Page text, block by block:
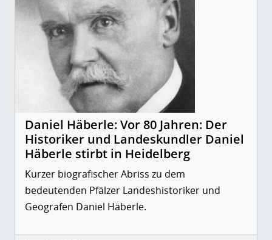
Daniel Häberle: Vor 80 Jahren: Der
Historiker und Landeskundler Daniel
Häberle stirbt in Heidelberg
Kurzer biografischer Abriss zu dem
bedeutenden Pfälzer Landeshistoriker und
Geografen Daniel Häberle.